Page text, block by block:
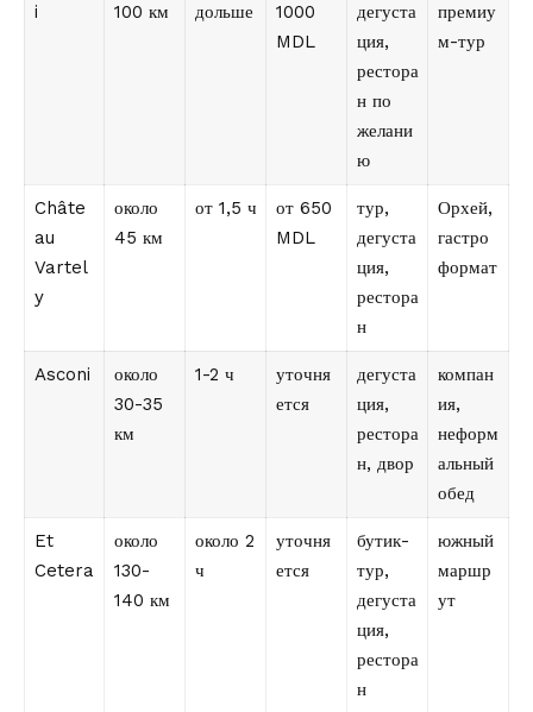
i
100 км
дольше
1000
MDL
дегуста
ция,
рестора
н по
желани
ю
премиу
м-тур
Châte
au
Vartel
y
около
45 км
от 1,5 ч
от 650
MDL
тур,
дегуста
ция,
рестора
н
Орхей,
гастро
формат
Asconi
около
30-35
км
1-2 ч
уточня
ется
дегуста
ция,
рестора
н, двор
компан
ия,
неформ
альный
обед
Et
Cetera
около
130-
140 км
около 2
ч
уточня
ется
бутик-
тур,
дегуста
ция,
рестора
н
южный
маршр
ут